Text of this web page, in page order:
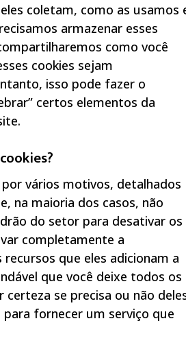
coletam, como as usamos
armazenar esses
como você
cookies sejam
isso pode fazer o
certos elementos da
vários motivos, detalhados
na maioria dos casos, não
do setor para desativar os
completamente a
que eles adicionam a
que você deixe todos os
certeza se precisa ou não
para fornecer um serviço que